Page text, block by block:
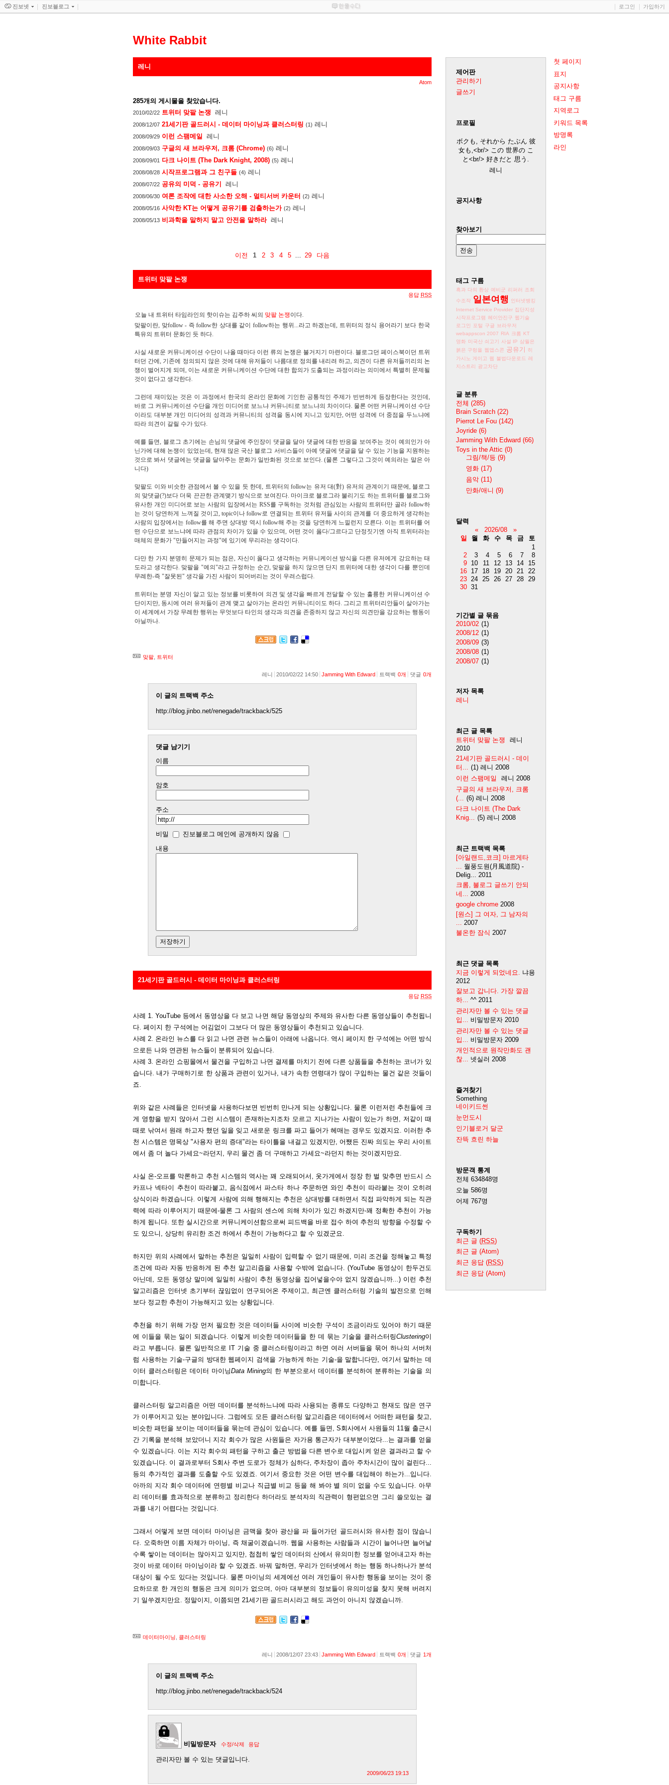
White Rabbit
첫 페이지
표지
공지사항
태그 구름
지역로그
키워드 목록
방명록
라인
레니
Atom
285개의 게시물을 찾았습니다.
2010/02/22 트위터 맞팔 논쟁 레니
2008/12/07 21세기판 골드러시 - 데이터 마이닝과 클러스터링 (1) 레니
2008/09/29 이런 스팸메일 레니
2008/09/03 구글의 새 브라우저, 크롬 (Chrome) (6) 레니
2008/09/01 다크 나이트 (The Dark Knight, 2008) (5) 레니
2008/08/28 시작프로그램과 그 친구들 (4) 레니
2008/07/22 공유의 미덕 - 공유기 레니
2008/06/30 여론 조작에 대한 사소한 오해 - 멀티서버 카운터 (2) 레니
2008/05/16 사악한 KT는 어떻게 공유기를 검출하는가 (2) 레니
2008/05/13 비과학을 말하지 말고 안전을 말하라 레니
이전 1 2 3 4 5 29 다음
트위터 맞팔 논쟁
응답 RSS
오늘 내 트위터 타임라인의 핫이슈는 김주하 씨의 맞팔 논쟁이다.
맞팔이란, 맞follow - 즉 follow한 상대를 같이 follow하는 행위...라고 하겠는데, 트위터의 정식 용어라기 보다 한국
특유의 트위터 문화인 듯 하다.
사실 새로운 커뮤니케이션 수단이 나올 때마다 이런 류의 논쟁은 불거지기 마련이다. 블로그던 페이스북이던 트위
터던 간에, 기존에 정의되지 않은 것에 대해 유저들이 나름대로 정의를 내리려 하고, 의견이 다른 유저들끼리의 논
쟁이 벌어지게 되며, 이는 새로운 커뮤니케이션 수단에 대한 합의가 도출되는 과정이라는 의미에서 특별히 문제될
것이 없다고 생각한다.
그런데 재미있는 것은 이 과정에서 한국의 온라인 문화에 기인한 공통적인 주제가 빈번하게 등장한다는 것인데,
바로 그 커뮤니케이션 수단을 개인 미디어로 보느냐 커뮤니티로 보느냐의 차이이다. 물론 어떤 커뮤니케이션 수단
이라도 대부분 개인 미디어의 성격과 커뮤니티의 성격을 동시에 지니고 있지만, 어떤 성격에 더 중점을 두느냐에
따라 의견이 갈릴 수가 있다.
예를 들면, 블로그 초기에는 손님의 댓글에 주인장이 댓글을 달아 댓글에 대한 반응을 보여주는 것이 예의인가 아
닌가에 대해 논쟁이 있었는데, 현재 많은 국산 블로그 서비스들이 아예 댓글에 댓글을 달 수 있는 기능을 지원하는
것으로 봐서 댓글에는 댓글을 달아주는 문화가 일반화된 것으로 보인다. (물론 그렇다고 그것이 예의라는 말은 아
니다)
맞팔도 이와 비슷한 관점에서 볼 수 있을 듯 한데, 트위터의 follow는 유저 대(對) 유저의 관계이기 때문에, 블로그
의 맞댓글(?)보다 더욱 끈끈한 관계맺기 방식으로 보여진다. 마이크로 블로그라 불리기도 하는 트위터를 블로그와
유사한 개인 미디어로 보는 사람의 입장에서는 RSS를 구독하는 것처럼 관심있는 사람의 트위터만 골라 follow하
는 것이 당연하게 느껴질 것이고, topic이나 follow로 연결되는 트위터 유저들 사이의 관계를 더 중요하게 생각하는
사람의 입장에서는 follow를 해 주면 상대방 역시 follow해 주는 것을 당연하게 느낄런지 모른다. 이는 트위터를 어
떤 수단으로 보느냐에 따라 관점의 차이가 있을 수 있으며, 어떤 것이 옳다/그르다고 단정짓기엔 아직 트위터라는
매체의 문화가 "만들어지는 과정"에 있기에 무리라는 생각이다.
다만 한 가지 분명히 문제가 되는 점은, 자신이 옳다고 생각하는 커뮤니케이션 방식을 다른 유저에게 강요하는 태
도라고 생각한다. 맞팔을 "예의"라고 규정하는 순간, 맞팔을 하지 않으면 단지 트위터에 대한 생각이 다를 뿐인데
무례한-즉 "잘못된" 생각을 가진 사람이 되어버리는 것이 우려스럽다.
트위터는 분명 자신이 알고 있는 정보를 비롯하여 의견 및 생각을 빠르게 전달할 수 있는 훌륭한 커뮤니케이션 수
단이지만, 동시에 여러 유저들이 관계 맺고 살아가는 온라인 커뮤니티이도 하다. 그리고 트위터리안들이 살아가는
이 세계에서 가장 무례한 행위는 무엇보다 타인의 생각과 의견을 존중하지 않고 자신의 의견만을 강요하는 행동이
아닐까나.
맞팔 트위터
레니 2010/02/22 14:50 Jamming With Edward 트랙백 0개 댓글 0개
이 글의 트랙백 주소
http://blog.jinbo.net/renegade/trackback/525
댓글 남기기
이름
암호
주소
비밀
진보블로그 메인에 공개하지 않음
내용
21세기판 골드러시 - 데이터 마이닝과 클러스터링
응답 RSS
사례 1. YouTube 등에서 동영상을 다 보고 나면 해당 동영상의 주제와 유사한 다른 동영상들이 추천됩니
다. 페이지 한 구석에는 어김없이 그보다 더 많은 동영상들이 추천되고 있습니다.
사례 2. 온라인 뉴스를 다 읽고 나면 관련 뉴스들이 아래에 나옵니다. 역시 페이지 한 구석에는 어떤 방식
으로든 나와 연관된 뉴스들이 분류되어 있습니다.
사례 3. 온라인 쇼핑몰에서 물건을 구입하고 나면 결제를 마치기 전에 다른 상품들을 추천하는 코너가 있
습니다. 내가 구매하기로 한 상품과 관련이 있거나, 내가 속한 연령대가 많이 구입하는 물건 같은 것들이
죠.
위와 같은 사례들은 인터넷을 사용하다보면 빈번히 만나게 되는 상황입니다. 물론 이런저런 추천들에 크
게 영향을 받지 않아서 그런 시스템이 존재하는지조차 모르고 지나가는 사람이 있는가 하면, 저같이 때
때로 낚여서 원래 하고자 했던 일을 잊고 새로운 링크를 파고 들어가 헤매는 경우도 있겠지요. 이러한 추
천 시스템은 명목상 "사용자 편의 증대"라는 타이틀을 내걸고 있겠지만, 어쨌든 진짜 의도는 우리 사이트
에서 좀 더 놀다 가세요~라던지, 우리 물건 좀 더 구매하고 가세요~라던지 하는 것이겠지만요.
사실 온-오프를 막론하고 추천 시스템의 역사는 꽤 오래되어서, 옷가게에서 정장 한 벌 맞추면 반드시 스
카프나 넥타이 추천이 따라붙고, 음식점에서 파스타 하나 주문하면 와인 추천이 따라붙는 것이 오히려
상식이라 하겠습니다. 이렇게 사람에 의해 행해지는 추천은 상대방를 대하면서 직접 파악하게 되는 직관
력에 따라 이루어지기 때문에-물론 그 사람의 센스에 의해 차이가 있긴 하겠지만-꽤 정확한 추천이 가능
하게 됩니다. 또한 실시간으로 커뮤니케이션함으로써 피드백을 바로 접수 하여 추천의 방향을 수정할 수
도 있으니, 상당히 유리한 조건 하에서 추천이 가능하다고 할 수 있겠군요.
하지만 위의 사례에서 말하는 추천은 일일히 사람이 입력할 수 없기 때문에, 미리 조건을 정해놓고 특정
조건에 따라 자동 반응하게 된 추천 알고리즘을 사용할 수밖에 없습니다. (YouTube 동영상이 한두건도
아닌데, 모든 동영상 말미에 일일히 사람이 추천 동영상을 집어넣을수야 없지 않겠습니까...) 이런 추천
알고리즘은 인터넷 초기부터 끊임없이 연구되어온 주제이고, 최근엔 클러스터링 기술의 발전으로 인해
보다 정교한 추천이 가능해지고 있는 상황입니다.
추천을 하기 위해 가장 먼저 필요한 것은 데이터들 사이에 비슷한 구석이 조금이라도 있어야 하기 때문
에 이들을 묶는 일이 되겠습니다. 이렇게 비슷한 데이터들을 한 데 묶는 기술을 클러스터링Clustering이
라고 부릅니다. 물론 일반적으로 IT 기술 중 클러스터링이라고 하면 여러 서버들을 묶어 하나의 서버처
럼 사용하는 기술-구글의 방대한 웹페이지 검색을 가능하게 하는 기술-을 말합니다만, 여기서 말하는 데
이터 클러스터링은 데이터 마이닝Data Mining의 한 부분으로서 데이터를 분석하여 분류하는 기술을 의
미합니다.
클러스터링 알고리즘은 어떤 데이터를 분석하느냐에 따라 사용되는 종류도 다양하고 현재도 많은 연구
가 이루어지고 있는 분야입니다. 그럼에도 모든 클러스터링 알고리즘은 데이터에서 어떠한 패턴을 찾고,
비슷한 패턴을 보이는 데이터들을 묶는데 관심이 있습니다. 예를 들면, S회사에서 사원들의 11월 출근시
간 기록을 분석해 보았더니 지각 회수가 많은 사원들은 자가용 통근자가 대부분이었다...는 결과를 얻을
수 있겠습니다. 이는 지각 회수의 패턴을 구하고 출근 방법을 다른 변수로 대입시켜 얻은 결과라고 할 수
있겠습니다. 이 결과로부터 S회사 주변 도로가 정체가 심하다, 주차장이 좁아 주차시간이 많이 걸린다...
등의 추가적인 결과를 도출할 수도 있겠죠. 여기서 중요한 것은 어떤 변수를 대입해야 하는가...입니다.
아까의 지각 회수 데이터에 연령별 비교나 직급별 비교 등을 해 봐야 별 의미 없을 수도 있습니다. 아무
리 데이터를 효과적으로 분류하고 정리한다 하더라도 분석자의 직관력이 형편없으면 그리 쓸모있는 결
과를 내기 어렵다는 것입니다.
그래서 어떻게 보면 데이터 마이닝은 금맥을 찾아 광산을 파 들어가던 골드러시와 유사한 점이 많습니
다. 오죽하면 이름 자체가 마이닝, 즉 채굴이겠습니까. 웹을 사용하는 사람들과 시간이 늘어나면 늘어날
수록 쌓이는 데이터는 많아지고 있지만, 첩첩히 쌓인 데이터의 산에서 유의미한 정보를 얻어내고자 하는
것이 바로 데이터 마이닝이라 할 수 있겠죠. 바꿔 말하면, 우리가 인터넷에서 하는 행동 하나하나가 분석
대상이 될 수도 있다는 것입니다. 물론 마이닝의 세계에선 여러 개인들이 유사한 행동을 보이는 것이 중
요하므로 한 개인의 행동은 크게 의미가 없으며, 아마 대부분의 정보들이 유의미성을 찾지 못해 버려지
기 일쑤겠지만요. 정말이지, 이쯤되면 21세기판 골드러시라고 해도 과언이 아니지 않겠습니까.
데이터마이닝 클러스터링
레니 2008/12/07 23:43 Jamming With Edward 트랙백 0개 댓글 1개
이 글의 트랙백 주소
http://blog.jinbo.net/renegade/trackback/524
비밀방문자 수정/삭제 응답
관리자만 볼 수 있는 댓글입니다.
2009/06/23 19:13
제어판
관리하기
글쓰기
프로필
ボクも, それから たぶん 彼
女も,<br/> この 世界の こ
と<br/> 好きだと 思う.
레니
공지사항
찾아보기
태그 구름
흑과 다의 환상 예비군 리퍼러
조회
수조작 일본여행 인터넷뱅킹
Internet Service Provider 집단지성
시작프로그램
헤이안진구
웹기술
로그인
포털 구글 브라우저
webappscon 2007
RIA 크롬
KT
영화
미국산 쇠고기 사설 IP 삼월은
붉은 구렁을 웹앱스콘 공유기
히
가시노 게이고
웹 불법다운로드 레
지스트리
광고차단
글 분류
전체 (285)
Brain Scratch (22)
Pierrot Le Fou (142)
Joyride (6)
Jamming With Edward (66)
Toys in the Attic (0)
그림/책/등 (9)
영화 (17)
음악 (11)
만화/애니 (9)
달력
«
2026/08
»
일
월 화 수 목 금
토
1
2
3 4 5 6 7
8
9 10 11 12 13 14
15
16 17 18 19 20 21
22
23 24 25 26 27 28
29
30 31
기간별 글 묶음
2010/02 (1)
2008/12 (1)
2008/09 (3)
2008/08 (1)
2008/07 (1)
저자 목록
레니
최근 글 목록
트위터 맞팔 논쟁
레니
2010
21세기판 골드러시 - 데이
터...
(1) 레니 2008
이런 스팸메일
레니 2008
구글의 새 브라우저, 크롬
(...
(6) 레니 2008
다크 나이트 (The Dark
Knig... (5) 레니 2008
최근 트랙백 목록
[아일랜드,코크] 마르게타
... 월풍도원(月風道院) -
Delig... 2011
크롬, 불로그 글쓰기 안되
네... 2008
google chrome 2008
[원스] 그 여자, 그 남자의
... 2007
불온한 잠식 2007
최근 댓글 목록
지금 이렇게 되었네요.
냐용
2012
잘보고 갑니다. 가장 깔끔
하...
^^ 2011
관리자만 볼 수 있는 댓글
입...
비밀방문자 2010
관리자만 볼 수 있는 댓글
입...
비밀방문자 2009
개인적으로 원작만화도 괜
찮... 넷실러 2008
즐겨찾기
Something
네이키드썬
눈먼도시
인기블로거 달군
잔뜩 흐린 하늘
방문객 통계
전체 634848명
오늘 586명
어제 767명
구독하기
최근 글 (RSS)
최근 글 (Atom)
최근 응답 (RSS)
최근 응답 (Atom)
진보넷 진보블로그 로그인 가입하기